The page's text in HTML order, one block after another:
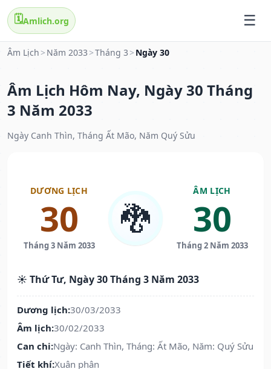
🗓️Amlich.org
Âm Lịch > Năm 2033 >Tháng 3 > Ngày 30
Âm Lịch Hôm Nay, Ngày 30 Tháng
3 Năm 2033
Ngày Canh Thìn, Tháng Ất Mão, Năm Quý Sửu
DƯƠNG LỊCH
30
Tháng 3 Năm 2033
🐉
ÂM LỊCH
30
Tháng 2 Năm 2033
☀️ Thứ Tư, Ngày 30 Tháng 3 Năm 2033
Dương lịch:30/03/2033
Âm lịch:30/02/2033
Can chi:Ngày: Canh Thìn, Tháng: Ất Mão, Năm: Quý Sửu
Tiết khí:Xuân phân